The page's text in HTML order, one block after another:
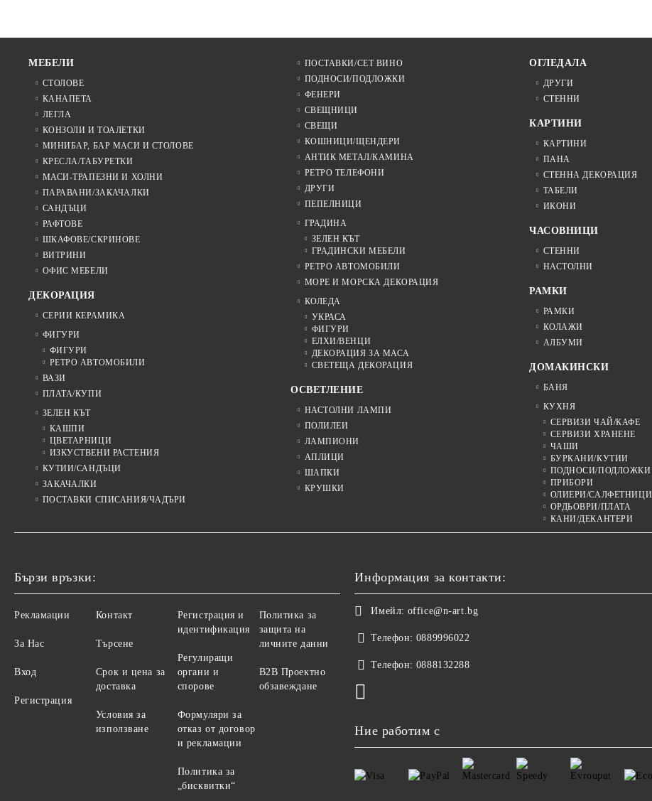
МЕБЕЛИ
СТОЛОВЕ
КАНАПЕТА
ЛЕГЛА
КОНЗОЛИ И ТОАЛЕТКИ
МИНИБАР, БАР МАСИ И СТОЛОВЕ
КРЕСЛА/ТАБУРЕТКИ
МАСИ-ТРАПЕЗНИ И ХОЛНИ
ПАРАВАНИ/ЗАКАЧАЛКИ
САНДЪЦИ
РАФТОВЕ
ШКАФОВЕ/СКРИНОВЕ
ВИТРИНИ
ОФИС МЕБЕЛИ
ДЕКОРАЦИЯ
СЕРИИ КЕРАМИКА
ФИГУРИ
ФИГУРИ
РЕТРО АВТОМОБИЛИ
ВАЗИ
ПЛАТА/КУПИ
ЗЕЛЕН КЪТ
КАШПИ
ЦВЕТАРНИЦИ
ИЗКУСТВЕНИ РАСТЕНИЯ
КУТИИ/САНДЪЦИ
ЗАКАЧАЛКИ
ПОСТАВКИ СПИСАНИЯ/ЧАДЪРИ
ПОСТАВКИ/СЕТ ВИНО
ПОДНОСИ/ПОДЛОЖКИ
ФЕНЕРИ
СВЕЩНИЦИ
СВЕЩИ
КОШНИЦИ/ЩЕНДЕРИ
АНТИК МЕТАЛ/КАМИНА
РЕТРО ТЕЛЕФОНИ
ДРУГИ
ПЕПЕЛНИЦИ
ГРАДИНА
ЗЕЛЕН КЪТ
ГРАДИНСКИ МЕБЕЛИ
РЕТРО АВТОМОБИЛИ
МОРЕ И МОРСКА ДЕКОРАЦИЯ
КОЛЕДА
УКРАСА
ФИГУРИ
ЕЛХИ/ВЕНЦИ
ДЕКОРАЦИЯ ЗА МАСА
СВЕТЕЩА ДЕКОРАЦИЯ
ОСВЕТЛЕНИЕ
НАСТОЛНИ ЛАМПИ
ПОЛИЛЕИ
ЛАМПИОНИ
АПЛИЦИ
ШАПКИ
КРУШКИ
ОГЛЕДАЛА
ДРУГИ
СТЕННИ
КАРТИНИ
КАРТИНИ
ПАНА
СТЕННА ДЕКОРАЦИЯ
ТАБЕЛИ
ИКОНИ
ЧАСОВНИЦИ
СТЕННИ
НАСТОЛНИ
РАМКИ
РАМКИ
КОЛАЖИ
АЛБУМИ
ДОМАКИНСКИ
БАНЯ
КУХНЯ
СЕРВИЗИ ЧАЙ/КАФЕ
СЕРВИЗИ ХРАНЕНЕ
ЧАШИ
БУРКАНИ/КУТИИ
ПОДНОСИ/ПОДЛОЖКИ
ПРИБОРИ
ОЛИЕРИ/САЛФЕТНИЦИ
ОРДЬОВРИ/ПЛАТА
КАНИ/ДЕКАНТЕРИ
Бързи връзки:
Рекламации
За Нас
Вход
Регистрация
Контакт
Търсене
Срок и цена за
доставка
Условия за
използване
Регистрация и
идентификация
Регулиращи
органи и
спорове
Формуляри за
отказ от договор
и рекламации
Политика за
„бисквитки“
Политика за
защита на
личните данни
B2B Проектно
обзавеждане
Информация за контакти:
Имейл: office@n-art.bg
Телефон: 0889996022
Телефон: 0888132288
Ние работим с